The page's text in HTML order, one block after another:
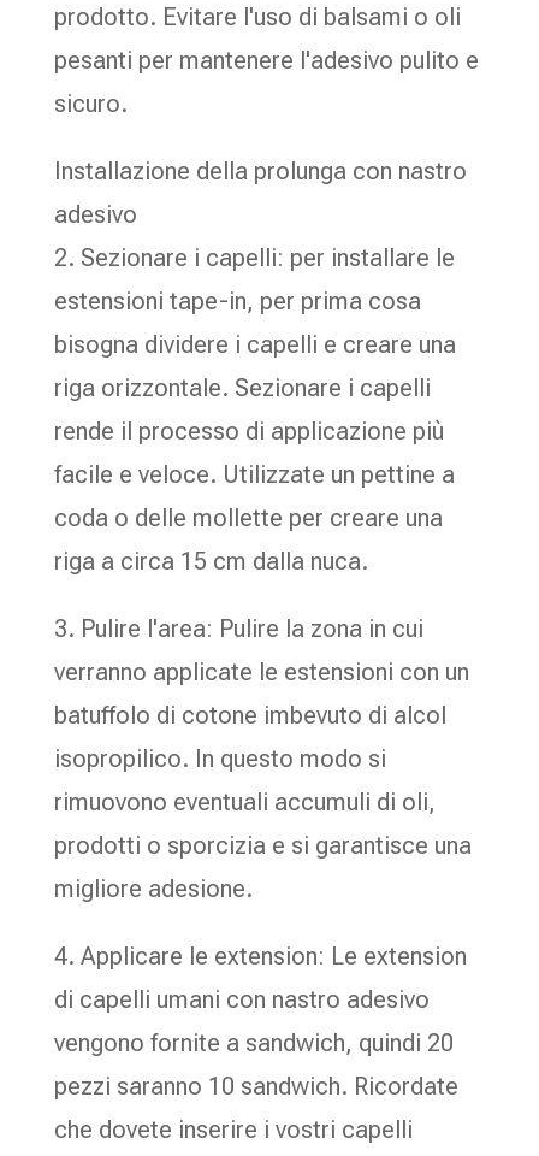
prodotto. Evitare l'uso di balsami o oli
pesanti per mantenere l'adesivo pulito e
sicuro.
Installazione della prolunga con nastro
adesivo
2. Sezionare i capelli: per installare le
estensioni tape-in, per prima cosa
bisogna dividere i capelli e creare una
riga orizzontale. Sezionare i capelli
rende il processo di applicazione più
facile e veloce. Utilizzate un pettine a
coda o delle mollette per creare una
riga a circa 15 cm dalla nuca.
3. Pulire l'area: Pulire la zona in cui
verranno applicate le estensioni con un
batuffolo di cotone imbevuto di alcol
isopropilico. In questo modo si
rimuovono eventuali accumuli di oli,
prodotti o sporcizia e si garantisce una
migliore adesione.
4. Applicare le extension: Le extension
di capelli umani con nastro adesivo
vengono fornite a sandwich, quindi 20
pezzi saranno 10 sandwich. Ricordate
che dovete inserire i vostri capelli